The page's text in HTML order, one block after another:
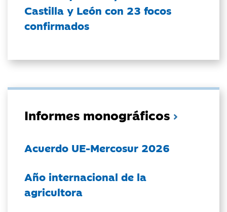
Castilla y León con 23 focos
confirmados
Informes monográficos
Acuerdo UE-Mercosur 2026
Año internacional de la
agricultora